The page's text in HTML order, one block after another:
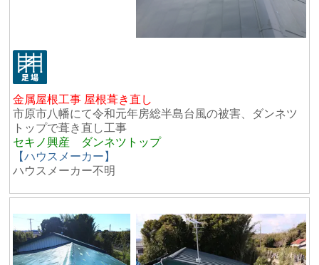
金属屋根工事 屋根葺き直し
市原市八幡にて令和元年房総半島台風の被害、ダンネツ
トップで葺き直し工事
セキノ興産 ダンネツトップ
【ハウスメーカー】
ハウスメーカー不明